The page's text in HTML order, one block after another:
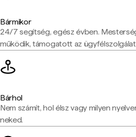
Bármikor
24/7 segítség, egész évben.
működik, támogatott az
Bárhol
Nem számít, hol élsz vagy milyen
neked.